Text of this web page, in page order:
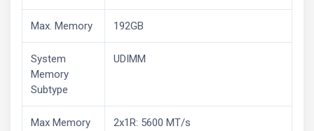
Max. Memory 192GB
System
Memory
Subtype
UDIMM
Max Memory
2x1R: 5600 MT/s